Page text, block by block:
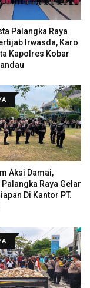
Palangka Raya
Irwasda, Karo
Kapolres Kobar
Aksi Damai,
Raya Gelar
Di Kantor PT.